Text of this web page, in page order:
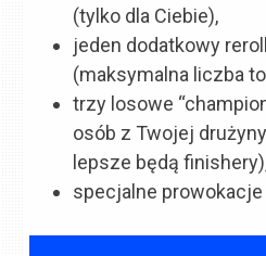
(tylko dla Ciebie),
jeden dodatkowy
(maksymalna liczba
trzy losowe
osób z Twojej
lepsze będą
specjalne prowokacje